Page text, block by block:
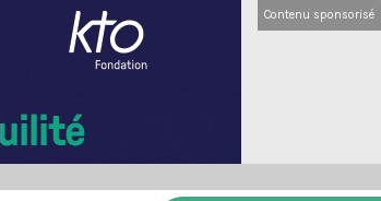
Contenu sponsorisé